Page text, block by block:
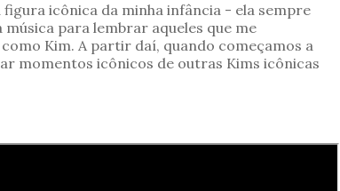
figura icônica da minha infância - ela sempre
para lembrar aqueles que me
Kim. A partir daí, quando começamos a
momentos icônicos de outras Kims icônicas